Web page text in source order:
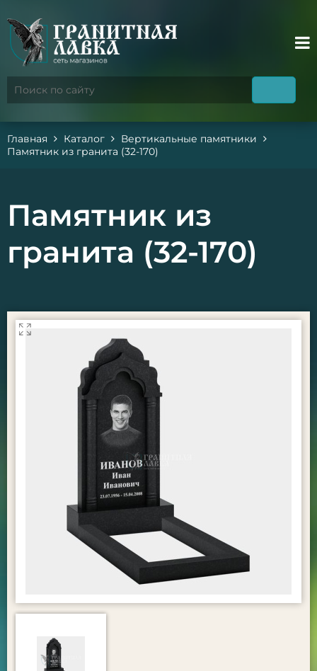
Главная Каталог
Вертикальные памятники
Памятник из гранита (32-170)
Памятник из
гранита (32-170)